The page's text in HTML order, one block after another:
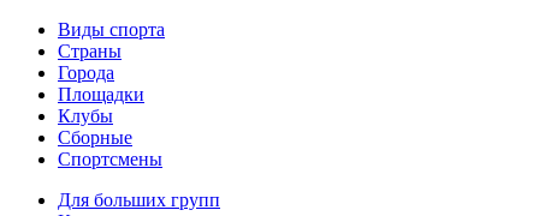
Виды спорта
Страны
Города
Площадки
Клубы
Сборные
Спортсмены
Для больших групп